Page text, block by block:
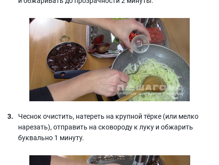
Чеснок очистить, натереть на крупной тёрке (или мелко
нарезать), отправить на сковороду к луку и обжарить
буквально 1 минуту.